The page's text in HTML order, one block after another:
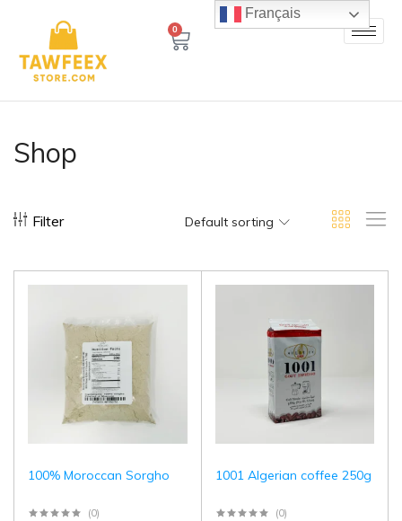
0
Shop
Filter Default sorting
100% Moroccan Sorgho
(0)
1001 Algerian coffee 250g
(0)
Français